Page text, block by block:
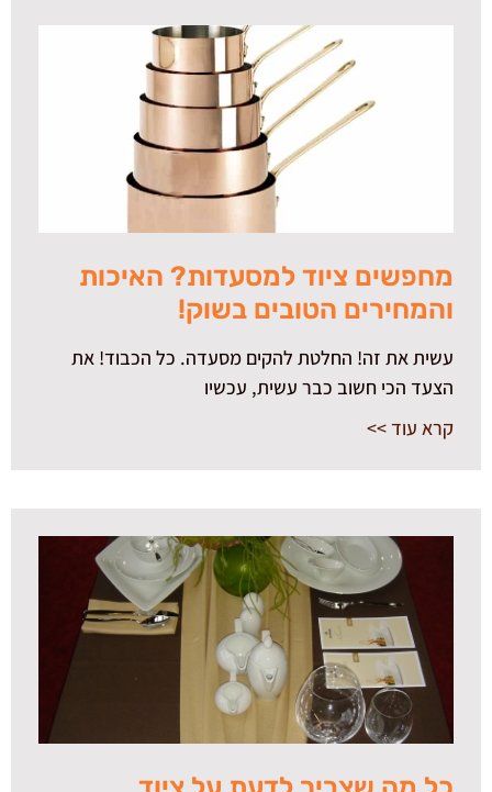
מחפשים ציוד למסעדות? האיכות
והמחירים הטובים בשוק!
עשית את זה! החלטת להקים מסעדה. כל הכבוד! את
הצעד הכי חשוב כבר עשית, עכשיו
קרא עוד >>